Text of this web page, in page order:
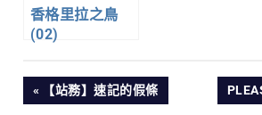
香格里拉之鳥
(02)
文
PREVIOUS
【站務】速記的假條
NEXT